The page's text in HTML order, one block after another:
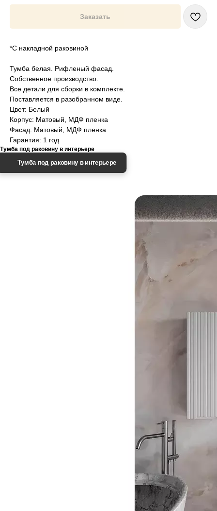
Заказать
*С накладной раковиной
Тумба белая. Рифленый фасад.
Собственное производство.
Все детали для сборки в комплекте.
Поставляется в разобранном виде.
Цвет: Белый
Корпус: Матовый, МДФ пленка
Фасад: Матовый, МДФ пленка
Гарантия: 1 год
Тумба под раковину в интерьере
Тумба под раковину в интерьере